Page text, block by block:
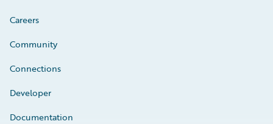
Careers
Community
Connections
Developer
Documentation